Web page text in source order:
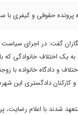
۱۹ آذرماه در جمع
و دادگاه خانواده با
دادگستری این
شدند با اعلام رضایت،